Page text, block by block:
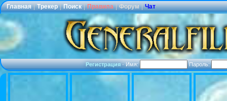
Главная | Трекер | Поиск | Правила | Форум | Чат
Регистрация·Имя: Пароль: